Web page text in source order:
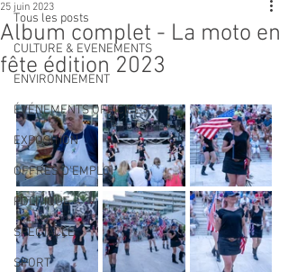
Tous les posts
CULTURE & EVENEMENTS
ENVIRONNEMENT
ÉVÉNEMENTS OFFICIELS
EXPOSITION
OFFRES D'EMPLOI
POLITIQUE
SPECTACLE
SPORT
Album complet - La moto en
fête édition 2023
25 juin 2023